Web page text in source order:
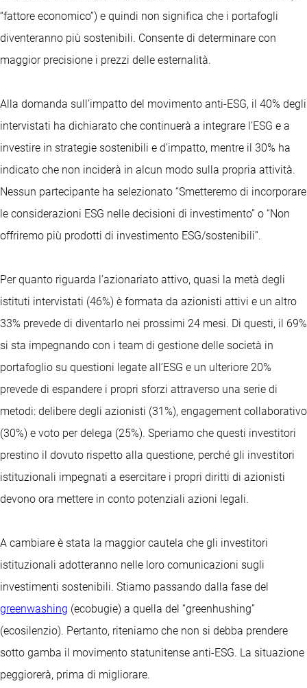
“fattore economico”) e quindi non significa che i portafogli
diventeranno più sostenibili. Consente di determinare con
maggior precisione i prezzi delle esternalità.
Alla domanda sull’impatto del movimento anti-ESG, il 40% degli
intervistati ha dichiarato che continuerà a integrare l’ESG e a
investire in strategie sostenibili e d’impatto, mentre il 30% ha
indicato che non inciderà in alcun modo sulla propria attività.
Nessun partecipante ha selezionato “Smetteremo di incorporare
le considerazioni ESG nelle decisioni di investimento” o “Non
offriremo più prodotti di investimento ESG/sostenibili”.
Per quanto riguarda l’azionariato attivo, quasi la metà degli
istituti intervistati (46%) è formata da azionisti attivi e un altro
33% prevede di diventarlo nei prossimi 24 mesi. Di questi, il 69%
si sta impegnando con i team di gestione delle società in
portafoglio su questioni legate all’ESG e un ulteriore 20%
prevede di espandere i propri sforzi attraverso una serie di
metodi: delibere degli azionisti (31%), engagement collaborativo
(30%) e voto per delega (25%). Speriamo che questi investitori
prestino il dovuto rispetto alla questione, perché gli investitori
istituzionali impegnati a esercitare i propri diritti di azionisti
devono ora mettere in conto potenziali azioni legali.
A cambiare è stata la maggior cautela che gli investitori
istituzionali adotteranno nelle loro comunicazioni sugli
investimenti sostenibili. Stiamo passando dalla fase del
greenwashing (ecobugie) a quella del “greenhushing”
(ecosilenzio). Pertanto, riteniamo che non si debba prendere
sotto gamba il movimento statunitense anti-ESG. La situazione
peggiorerà, prima di migliorare.